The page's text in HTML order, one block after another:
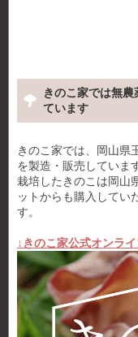
きのこ家では無
ています
きのこ家では、岡山県
を製造・販売していま
栽培したきのこは岡山
ットからも購入してい
す。
↓きのこ家公式オンラ